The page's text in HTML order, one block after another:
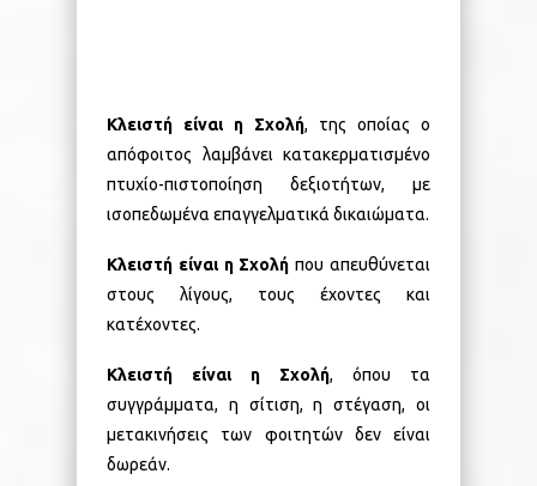
Κλειστή είναι η Σχολή, της οποίας ο
απόφοιτος λαμβάνει κατακερματισμένο
πτυχίο-πιστοποίηση δεξιοτήτων, με
ισοπεδωμένα επαγγελματικά δικαιώματα.
Κλειστή είναι η Σχολή που απευθύνεται
στους λίγους, τους έχοντες και
κατέχοντες.
Κλειστή είναι η Σχολή, όπου τα
συγγράμματα, η σίτιση, η στέγαση, οι
μετακινήσεις των φοιτητών δεν είναι
δωρεάν.